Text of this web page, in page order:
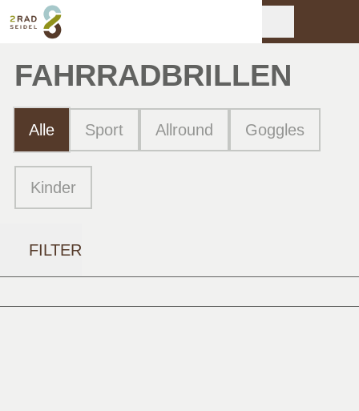
FAHRRAD­BRILLEN
Alle Sport Allround Goggles
Kinder
FILTER